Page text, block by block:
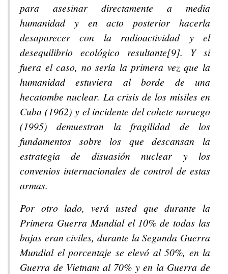
para asesinar directamente a media
humanidad y en acto posterior hacerla
desaparecer con la radioactividad y el
desequilibrio ecológico resultante[9]. Y si
fuera el caso, no sería la primera vez que la
humanidad estuviera al borde de una
hecatombe nuclear. La crisis de los misiles en
Cuba (1962) y el incidente del cohete noruego
(1995) demuestran la fragilidad de los
fundamentos sobre los que descansan la
estrategia de disuasión nuclear y los
convenios internacionales de control de estas
armas.
Por otro lado, verá usted que durante la
Primera Guerra Mundial el 10% de todas las
bajas eran civiles, durante la Segunda Guerra
Mundial el porcentaje se elevó al 50%, en la
Guerra de Vietnam al 70% y en la Guerra de